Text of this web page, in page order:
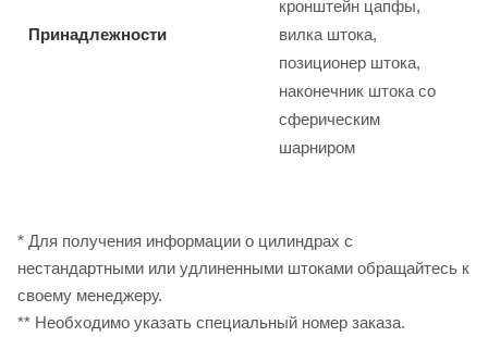
Принадлежности
кронштейн цапфы,
вилка штока,
позиционер штока,
наконечник штока со
сферическим
шарниром
* Для получения информации о цилиндрах с
нестандартными или удлиненными штоками обращайтесь к
своему менеджеру.
** Необходимо указать специальный номер заказа.